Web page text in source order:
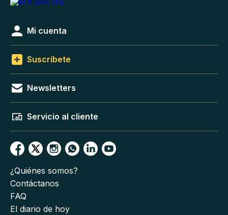
Mi cuenta
Suscríbete
Newsletters
Servicio al cliente
¿Quiénes somos?
Contáctanos
FAQ
El diario de hoy